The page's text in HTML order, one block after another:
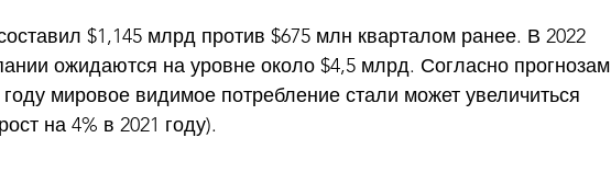
$1,145 млрд против $675 млн кварталом ранее. В 2022
ожидаются на уровне около $4,5 млрд. Согласно прогнозам
мировое видимое потребление стали может увеличиться
на 4% в 2021 году).